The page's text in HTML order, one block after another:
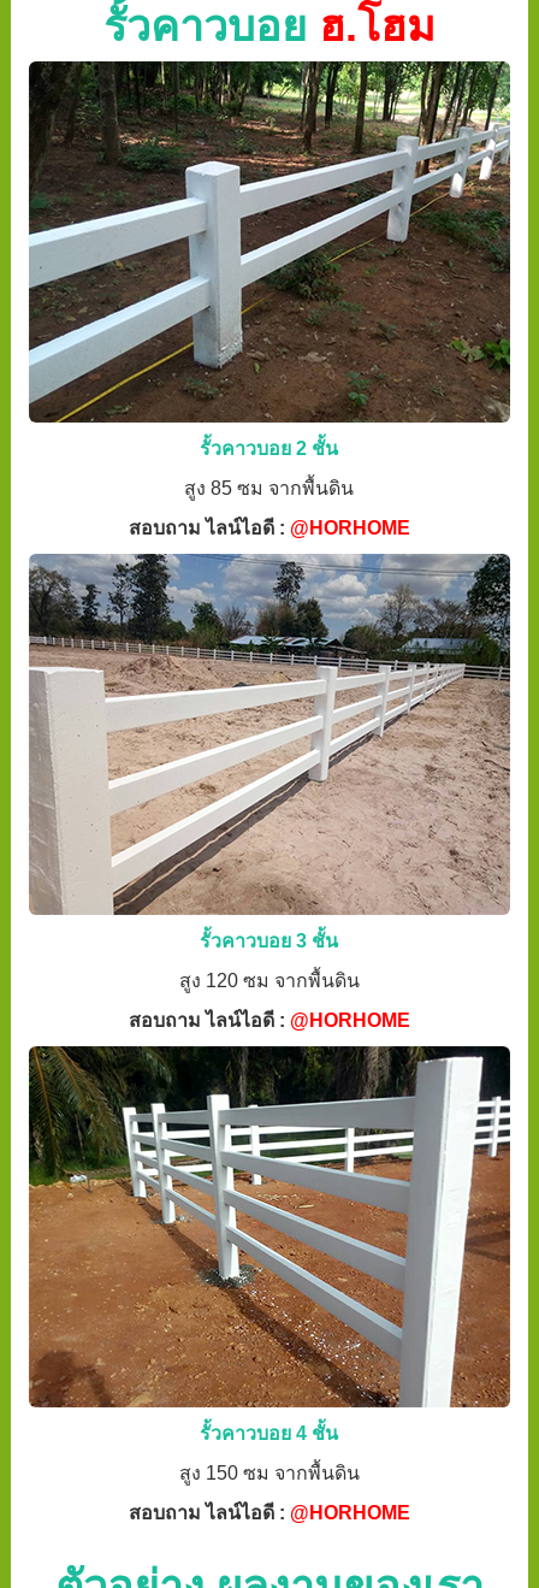
รั้วคาวบอย ฮ.โฮม
รั้วคาวบอย 2 ชั้น
สูง 85 ซม จากพื้นดิน
สอบถาม ไลน์ไอดี : @HORHOME
รั้วคาวบอย 3 ชั้น
สูง 120 ซม จากพื้นดิน
สอบถาม ไลน์ไอดี : @HORHOME
รั้วคาวบอย 4 ชั้น
สูง 150 ซม จากพื้นดิน
สอบถาม ไลน์ไอดี : @HORHOME